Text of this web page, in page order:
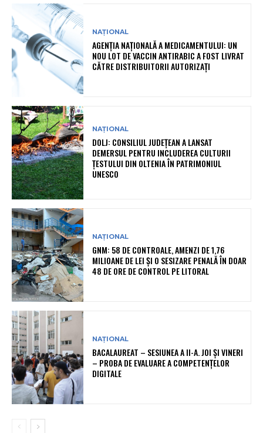
NAȚIONAL
AGENȚIA NAȚIONALĂ A MEDICAMENTULUI: UN
NOU LOT DE VACCIN ANTIRABIC A FOST LIVRAT
CĂTRE DISTRIBUITORII AUTORIZAȚI
NAȚIONAL
DOLJ: CONSILIUL JUDEȚEAN A LANSAT
DEMERSUL PENTRU INCLUDEREA CULTURII
ȚESTULUI DIN OLTENIA ÎN PATRIMONIUL
UNESCO
NAȚIONAL
GNM: 58 DE CONTROALE, AMENZI DE 1,76
MILIOANE DE LEI ȘI O SESIZARE PENALĂ ÎN DOAR
48 DE ORE DE CONTROL PE LITORAL
NAȚIONAL
BACALAUREAT – SESIUNEA A II-A. JOI ȘI VINERI
– PROBA DE EVALUARE A COMPETENȚELOR
DIGITALE